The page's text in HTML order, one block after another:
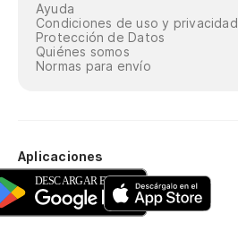
Ayuda
Condiciones de uso y privacidad
Protección de Datos
Quiénes somos
Normas para envío
Aplicaciones